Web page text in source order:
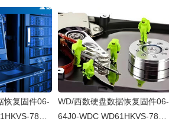
恢复固件06-
78AU
WD/西数硬盘数据恢复固件06-
64J0-WDC WD61HKVS-78AU